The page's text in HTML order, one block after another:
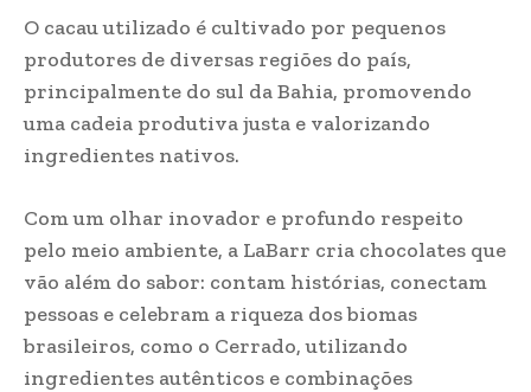
O cacau utilizado é cultivado por pequenos
produtores de diversas regiões do país,
principalmente do sul da Bahia, promovendo
uma cadeia produtiva justa e valorizando
ingredientes nativos.
Com um olhar inovador e profundo respeito
pelo meio ambiente, a LaBarr cria chocolates que
vão além do sabor: contam histórias, conectam
pessoas e celebram a riqueza dos biomas
brasileiros, como o Cerrado, utilizando
ingredientes autênticos e combinações